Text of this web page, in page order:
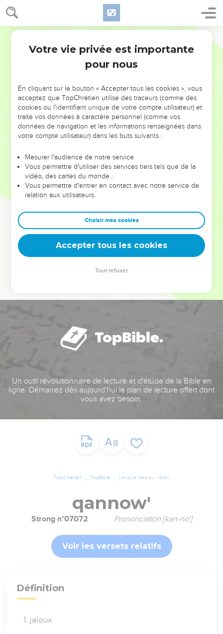
NE MANQUEZ PAS L’ÉVÉNEMENT
DE L’ANNÉE !
ET SI LEURS ERREURS POUVAIENT VOUS ÉVITER LES
VOTRES ?
leur foi ou leur vision. Mais on voit moins les doutes, les erreurs
et les saisons difficiles qu'ils ont traversés, alors même que ce
sont elles qui les ont façonnés.
Dans cette conférence, leaders, entrepreneurs, et responsables
clés pour avancer avec plus de sagesse afin que leurs erreurs
deviennent vos tremplins. Que vous guidiez un ministère, une
équipe, un groupe ou une famille, leur expérience est faite
Un outil révolutionnaire de lecture et d'étude de la Bible en
ligne. Démarrez dès aujourd'hui le plan de lecture offert dont
vous avez besoin.
TopChrétien TopBible Lexique Hébreu / Grec
qannow'
Strong n°07072 Prononciation [kan-no']
Voir les versets relatifs
Définition
jaloux
Votre vie privée est importante
pour nous
En cliquant sur le bouton « Accepter tous les cookies », vous
acceptez que TopChrétien utilise des traceurs (comme des
cookies ou l'identifiant unique de votre compte utilisateur) et
traite vos données à caractère personnel (comme vos
données de navigation et les informations renseignées dans
votre compte utilisateur) dans les buts suivants :
Mesurer l'audience de notre service
Vous permettre d'utiliser des services tiers tels que de la
vidéo, des cartes du monde…
Vous permettre d'entrer en contact avec notre service de
relation aux utilisateurs.
Choisir mes cookies
Accepter tous les cookies
Tout refuser